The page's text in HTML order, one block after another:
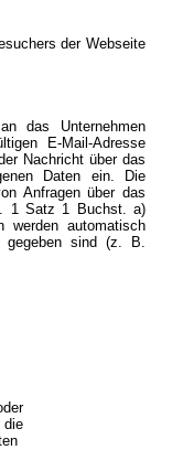
der Webseite
das Unternehmen
E-Mail-Adresse
Nachricht über das
Daten ein. Die
Anfragen über das
1 Satz 1 Buchst. a)
werden automatisch
gegeben sind (z. B.
die